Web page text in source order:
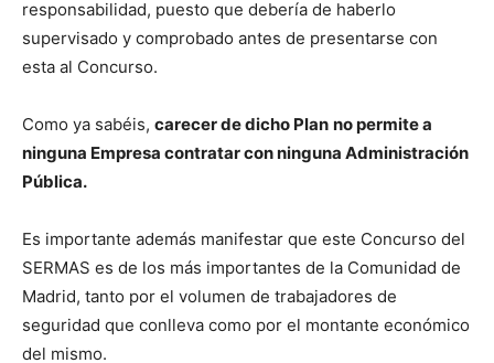
responsabilidad, puesto que debería de haberlo
supervisado y comprobado antes de presentarse con
esta al Concurso.
Como ya sabéis, carecer de dicho Plan no permite a
ninguna Empresa contratar con ninguna Administración
Pública.
Es importante además manifestar que este Concurso del
SERMAS es de los más importantes de la Comunidad de
Madrid, tanto por el volumen de trabajadores de
seguridad que conlleva como por el montante económico
del mismo.